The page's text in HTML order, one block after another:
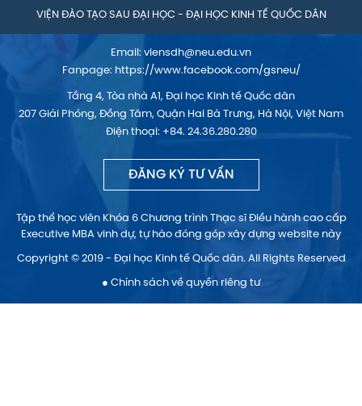
VIỆN ĐÀO TẠO SAU ĐẠI HỌC - ĐẠI HỌC KINH TẾ QUỐC DÂN
Email: viensdh@neu.edu.vn
Fanpage: https://www.facebook.com/gsneu/
Tầng 4, Tòa nhà A1, Đại học Kinh tế Quốc dân
207 Giải Phóng, Đồng Tâm, Quận Hai Bà Trưng, Hà Nội, Việt Nam
Điện thoại: +84. 24.36.280.280
ĐĂNG KÝ TƯ VẤN
Tập thể học viên Khóa 6 Chương trình Thạc sĩ Điều hành cao cấp
Executive MBA vinh dự, tự hào đóng góp xây dựng website này
Copyright © 2019 - Đại học Kinh tế Quốc dân. All Rights Reserved
● Chính sách về quyền riêng tư